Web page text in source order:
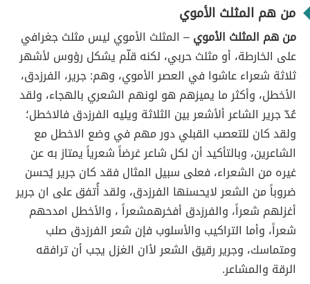
من هم المثلث الأموي
من هم المثلث الأموي– المثلث الأموي ليس مثلث جغرافي
على الخارطة، أو مثلث حربي، لكنه قلّم يشكل رؤوس لأشهر
ثلاثة شعراء عاشوا في العصر الأموي، وهم: جرير، الفرزدق،
الأخطل، وأكثر ما يميزهم هو لونهم الشعري بالهجاء، ولقد
عُدّ جرير الشاعر ألأشعر بين الثلاثة ويليه الفرزدق فالاخطل؛
ولقد كان للتعصب القبلي دور مهم في وضع الاخطل مع
الشاعرين، وبالتأكيد أن لكل شاعر غرضاً شعرياً يمتاز به عن
غيره من الشعراء، فعلى سبيل المثال فقد كان جرير يُحسن
ضروباً من الشعر لايحسنها الفرزدق، ولقد أُتفق على ان جرير
أغزلهم شعراً، والفرزدق أفخرهمشعراً ، والأخطل امدحهم
شعراً، وأما التراكيب والأسلوب فإن شعر الفرزدق صلب
ومتماسك، وجرير رقيق الشعر لأان الغزل يجب أن ترافقه
الرقة والمشاعر.